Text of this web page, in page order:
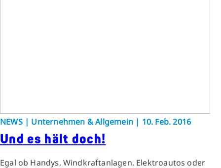
NEWS | Unternehmen & Allgemein | 10. Feb. 2016
Und es hält doch!
Egal ob Handys, Windkraftanlagen, Elektroautos oder